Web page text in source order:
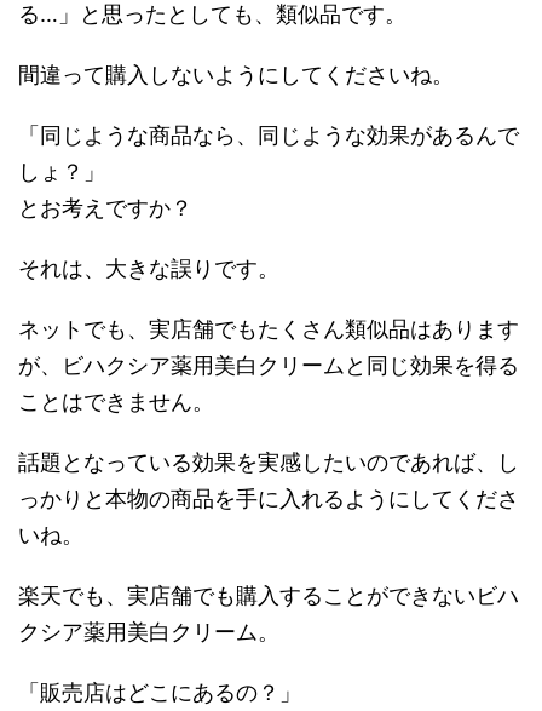
る…」と思ったとしても、類似品です。
間違って購入しないようにしてくださいね。
「同じような商品なら、同じような効果があるんで
しょ？」
とお考えですか？
それは、大きな誤りです。
ネットでも、実店舗でもたくさん類似品はあります
が、ビハクシア薬用美白クリームと同じ効果を得る
ことはできません。
話題となっている効果を実感したいのであれば、し
っかりと本物の商品を手に入れるようにしてくださ
いね。
楽天でも、実店舗でも購入することができないビハ
クシア薬用美白クリーム。
「販売店はどこにあるの？」